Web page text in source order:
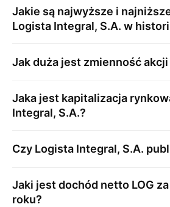
Jakie są najwyższe i
Logista Integral, S.A. w
Jak duża jest zmienność akcji
Jaka jest kapitalizacja
Integral, S.A.?
Czy Logista Integral, S.A.
Jaki jest dochód netto LOG
roku?